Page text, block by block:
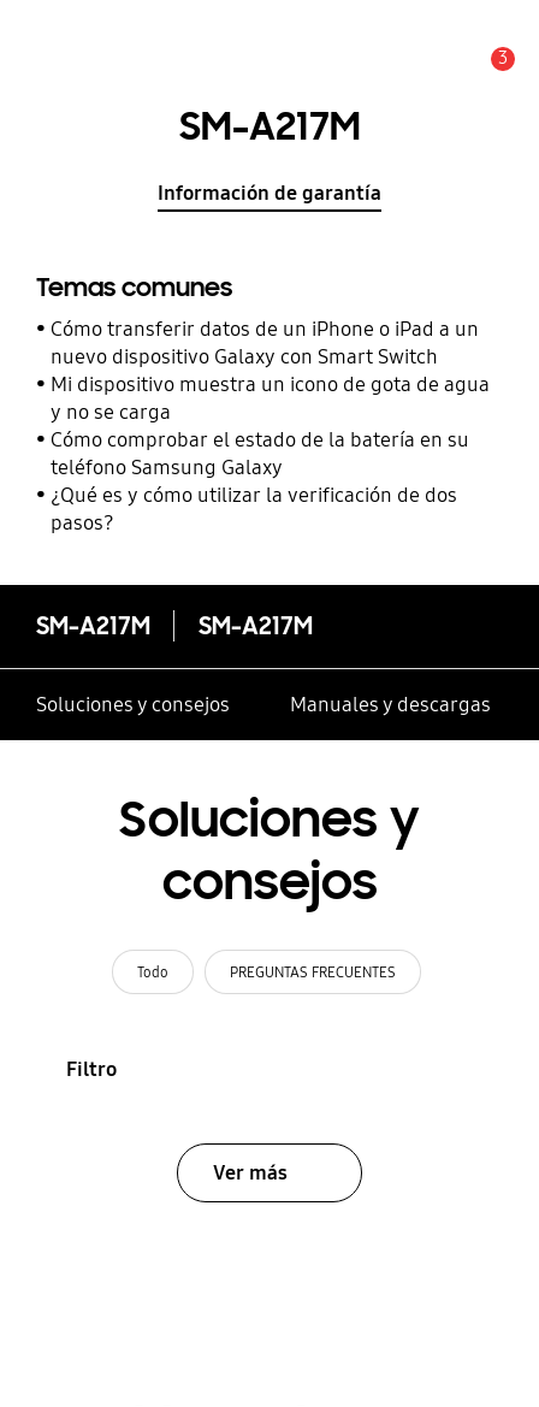
3
SM-A217M
Información de garantía
Temas comunes
Cómo transferir datos de un iPhone o iPad a un
nuevo dispositivo Galaxy con Smart Switch
Mi dispositivo muestra un icono de gota de agua
y no se carga
Cómo comprobar el estado de la batería en su
teléfono Samsung Galaxy
¿Qué es y cómo utilizar la verificación de dos
pasos?
SM-A217M SM-A217M
Soluciones y consejos Manuales y descargas
Soluciones y
consejos
Todo PREGUNTAS FRECUENTES
Filtro
Ver más